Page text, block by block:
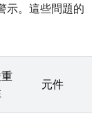
示。這些問題的
元件